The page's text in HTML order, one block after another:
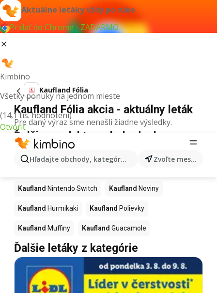
Aktuálne letáky vždy po ruke
Pridať do Chrome - ZADARMO
Kimbino
Všetky ponuky na jednom mieste
(14,1 tis. hodnotení)
Otvoriť
Hľadajte obchody, kategórie, produkty... Zvoľte mesto
Kaufland Fólia
Kaufland Fólia akcia - aktuálny leták
Pre daný výraz sme nenašli žiadne výsledky.
Ďalšie produkty v obchodoch
Kaufland
Kaufland Nintendo Switch Kaufland Noviny
Kaufland Hurmikaki Kaufland Polievky
Kaufland Muffiny Kaufland Guacamole
Ďalšie letáky z kategórie